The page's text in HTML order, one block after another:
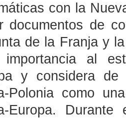
con la
documentos de
de la Franja y
importancia al
y considera de
Polonia como
Europa.